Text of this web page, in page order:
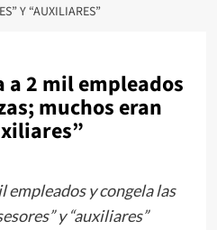
Y “AUXILIARES”
a 2 mil empleados
muchos eran
empleados y congela las
y “auxiliares”